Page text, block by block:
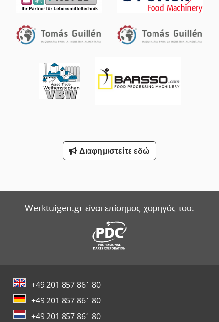
Διαφημιστείτε εδώ
Werktuigen.gr είναι επίσημος χορηγός του:
+49 201 857 861 80
+49 201 857 861 80
+49 201 857 861 80